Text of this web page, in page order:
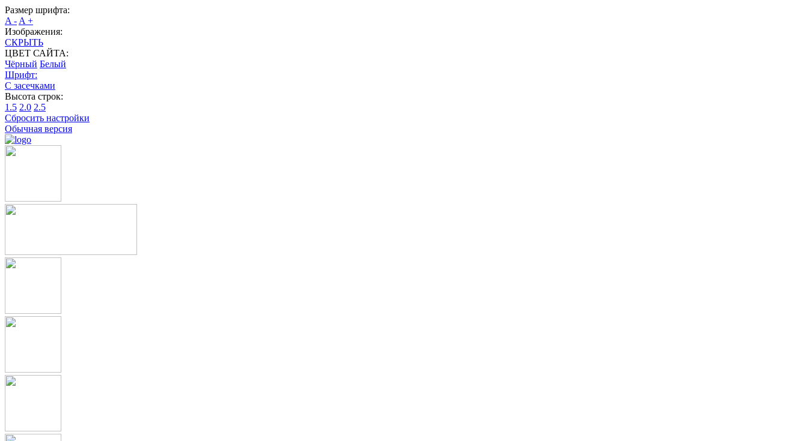
Размер шрифта:
A - A +
Изображения:
СКРЫТЬ
ЦВЕТ САЙТА:
Чёрный Белый
Шрифт:
С засечками
Высота строк:
1.5 2.0 2.5
Сбросить настройки
Обычная версия